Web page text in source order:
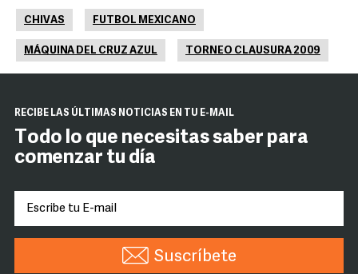
CHIVAS FUTBOL MEXICANO
MÁQUINA DEL CRUZ AZUL TORNEO CLAUSURA 2009
RECIBE LAS ÚLTIMAS NOTICIAS EN TU E-MAIL
Todo lo que necesitas saber para
comenzar tu día
Suscríbete